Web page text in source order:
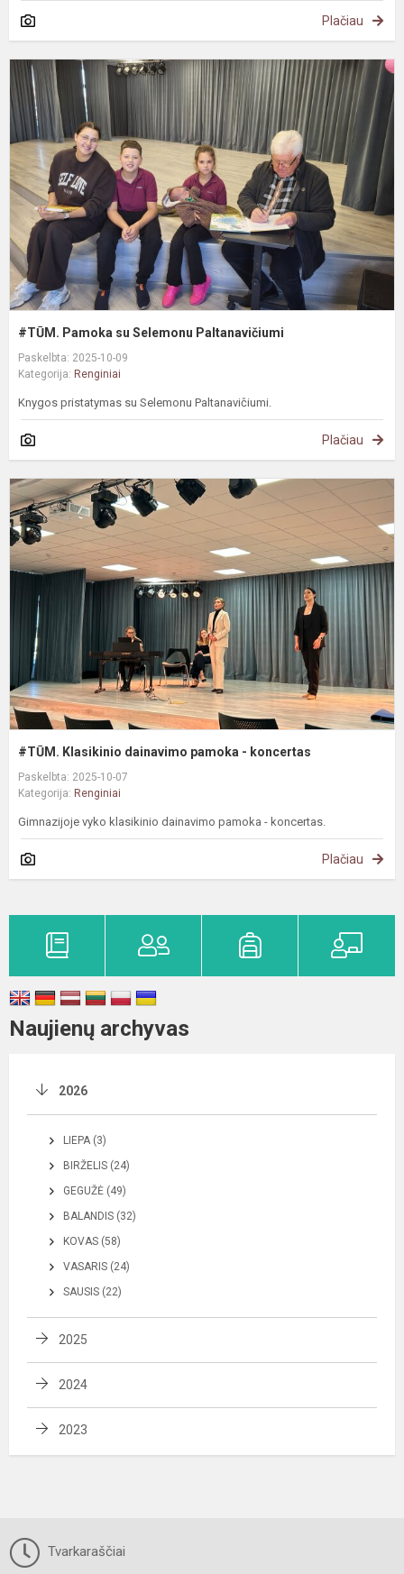
Plačiau
#TŪM. Pamoka su Selemonu Paltanavičiumi
Paskelbta: 2025-10-09
Kategorija: Renginiai
Knygos pristatymas su Selemonu Paltanavičiumi.
Plačiau
#TŪM. Klasikinio dainavimo pamoka - koncertas
Paskelbta: 2025-10-07
Kategorija: Renginiai
Gimnazijoje vyko klasikinio dainavimo pamoka - koncertas.
Plačiau
Naujienų archyvas
2026
LIEPA (3)
BIRŽELIS (24)
GEGUŽĖ (49)
BALANDIS (32)
KOVAS (58)
VASARIS (24)
SAUSIS (22)
2025
2024
2023
Tvarkaraščiai